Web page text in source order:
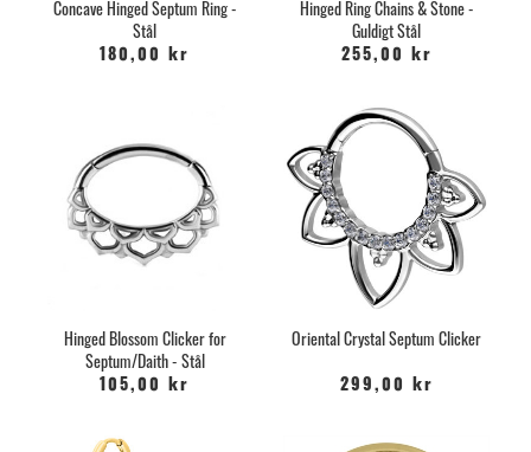
Concave Hinged Septum Ring -
Stål
180,00 kr
Hinged Ring Chains & Stone -
Guldigt Stål
255,00 kr
Hinged Blossom Clicker for
Septum/Daith - Stål
105,00 kr
Oriental Crystal Septum Clicker
299,00 kr